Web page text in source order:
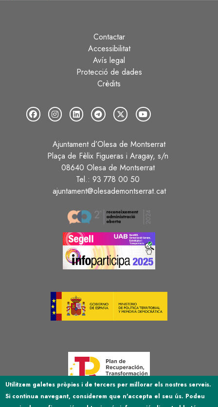
Contactar
Accessibilitat
Avís legal
Protecció de dades
Crèdits
Ajuntament d’Olesa de Montserrat
Plaça de Fèlix Figueras i Aragay, s/n
08640 Olesa de Montserrat
Tel.: 93 778 00 50
ajuntament@olesademontserrat.cat
Image
Image
Utilitzem galetes pròpies i de tercers per millorar els nostres serveis.
Si continua navegant, considerem que n'accepta el seu ús. Podeu